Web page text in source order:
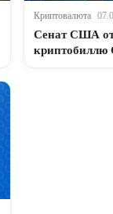
Криптовалюта
Сенат США
криптобиллю